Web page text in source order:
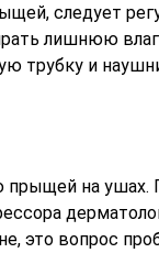
следует
лишнюю
трубку и
прыщей на ушах.
это вопрос